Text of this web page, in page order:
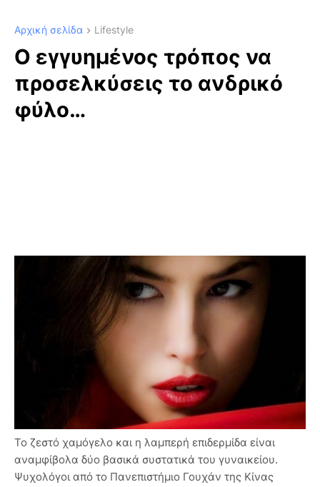
Αρχική σελίδα Lifestyle
Ο εγγυημένος τρόπος να
προσελκύσεις το ανδρικό
φύλο…
Το ζεστό χαμόγελο και η λαμπερή επιδερμίδα είναι
αναμφίβολα δύο βασικά συστατικά του γυναικείου.
Ψυχολόγοι από το Πανεπιστήμιο Γουχάν της Κίνας